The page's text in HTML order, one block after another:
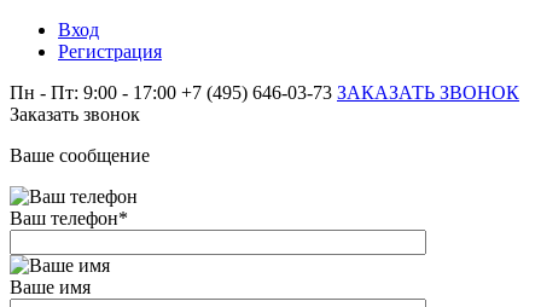
Вход
Регистрация
Пн - Пт: 9:00 - 17:00 +7 (495) 646-03-73 ЗАКАЗАТЬ ЗВОНОК
Заказать звонок
Ваше сообщение
Ваш телефон*
Ваше имя